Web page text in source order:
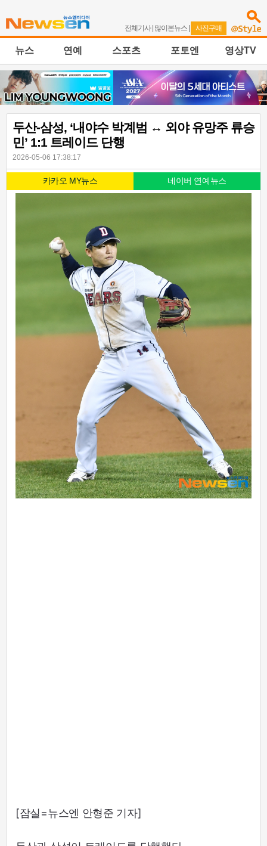
전체기사| 많이본뉴스 | 사진구매
뉴스 연예 스포츠 포토엔 영상TV
두산-삼성, ‘내야수 박계범 ↔ 외야 유망주 류승
민’ 1:1 트레이드 단행
2026-05-06 17:38:17
카카오 MY뉴스 네이버 연예뉴스
[잠실=뉴스엔 안형준 기자]